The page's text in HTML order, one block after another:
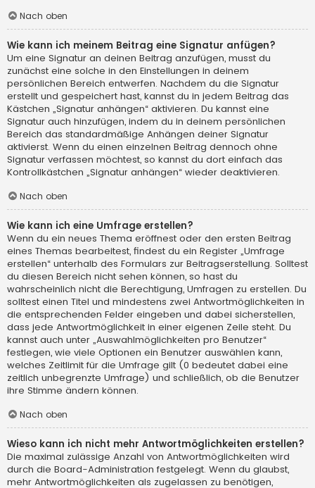
Nach oben
Wie kann ich meinem Beitrag eine Signatur anfügen?
Um eine Signatur an deinen Beitrag anzufügen, musst du
zunächst eine solche in den Einstellungen in deinem
persönlichen Bereich entwerfen. Nachdem du die Signatur
erstellt und gespeichert hast, kannst du in jedem Beitrag das
Kästchen „Signatur anhängen“ aktivieren. Du kannst eine
Signatur auch hinzufügen, indem du in deinem persönlichen
Bereich das standardmäßige Anhängen deiner Signatur
aktivierst. Wenn du einen einzelnen Beitrag dennoch ohne
Signatur verfassen möchtest, so kannst du dort einfach das
Kontrollkästchen „Signatur anhängen“ wieder deaktivieren.
Nach oben
Wie kann ich eine Umfrage erstellen?
Wenn du ein neues Thema eröffnest oder den ersten Beitrag
eines Themas bearbeitest, findest du ein Register „Umfrage
erstellen“ unterhalb des Formulars zur Beitragserstellung. Solltest
du diesen Bereich nicht sehen können, so hast du
wahrscheinlich nicht die Berechtigung, Umfragen zu erstellen. Du
solltest einen Titel und mindestens zwei Antwortmöglichkeiten in
die entsprechenden Felder eingeben und dabei sicherstellen,
dass jede Antwortmöglichkeit in einer eigenen Zeile steht. Du
kannst auch unter „Auswahlmöglichkeiten pro Benutzer“
festlegen, wie viele Optionen ein Benutzer auswählen kann,
welches Zeitlimit für die Umfrage gilt (0 bedeutet dabei eine
zeitlich unbegrenzte Umfrage) und schließlich, ob die Benutzer
ihre Stimme ändern können.
Nach oben
Wieso kann ich nicht mehr Antwortmöglichkeiten erstellen?
Die maximal zulässige Anzahl von Antwortmöglichkeiten wird
durch die Board-Administration festgelegt. Wenn du glaubst,
mehr Antwortmöglichkeiten als zugelassen zu benötigen,